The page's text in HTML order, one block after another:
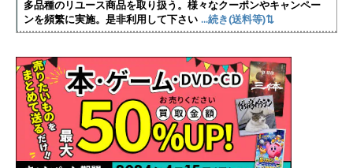
多品種のリユース商品を取り扱う。様々なクーポンやキャンペー
ンを頻繁に実施。是非利用して下さい ...続き(送料等)⇅